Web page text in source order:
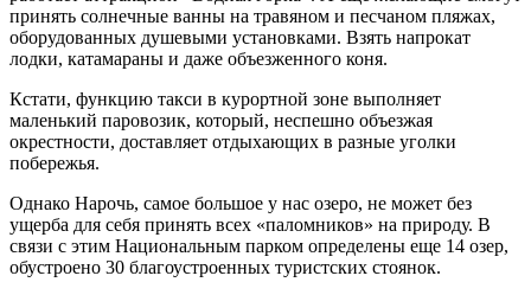
принять солнечные ванны на травяном и песчаном пляжах,
оборудованных душевыми установками. Взять напрокат
лодки, катамараны и даже объезженного коня.
Кстати, функцию такси в курортной зоне выполняет
маленький паровозик, который, неспешно объезжая
окрестности, доставляет отдыхающих в разные уголки
побережья.
Однако Нарочь, самое большое у нас озеро, не может без
ущерба для себя принять всех «паломников» на природу. В
связи с этим Национальным парком определены еще 14 озер,
обустроено 30 благоустроенных туристских стоянок.